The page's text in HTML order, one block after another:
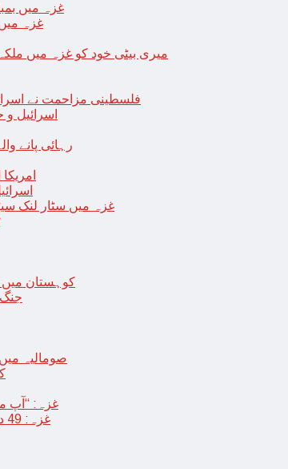
غزہ میں
غزہ
میری بیٹی خود کو غزہ میں
فلسطینی مزاحمت نے
اسرائیل و حماس جنگ بندی
رہائی پانے
غزہ میں سٹار لنک
< > کوہستان
جنگ
صومالیہ میں سیلاب سے7 لاکھ افراد بے
غزہ: “آپ
غزہ: 49 دن اسرائیلی بمباری کے بعد عارضی جنگ بندی، فلسطینیوں کی اپنے گھر واپسی